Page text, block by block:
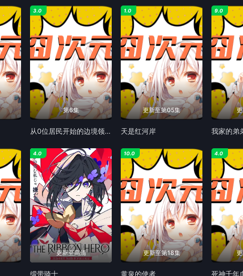
第6集
3.0
从0位居民开始的边境领主大人
更新至第05集
1.0
天是红河岸
9.0
更新至高清
4.0
缎带骑士
更新至第18集
10.0
黄泉的使者
4.0
死神千年